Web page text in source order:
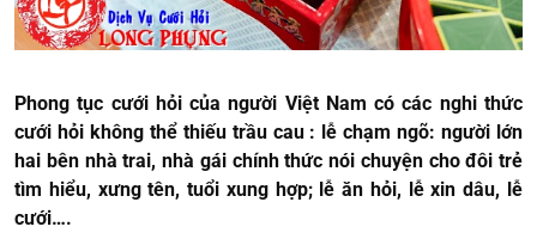
Phong tục cưới hỏi của người Việt Nam có các nghi thức
cưới hỏi không thể thiếu trầu cau : lễ chạm ngõ: người lớn
hai bên nhà trai, nhà gái chính thức nói chuyện cho đôi trẻ
tìm hiểu, xưng tên, tuổi xung hợp; lễ ăn hỏi, lễ xin dâu, lễ
cưới….